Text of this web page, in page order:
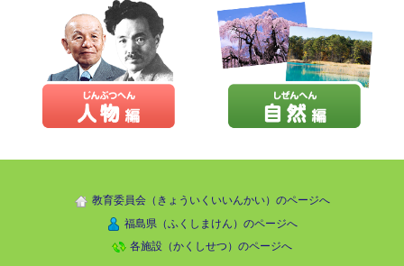
教育委員会（きょういくいいんかい）のページへ
福島県（ふくしまけん）のページへ
各施設（かくしせつ）のページへ